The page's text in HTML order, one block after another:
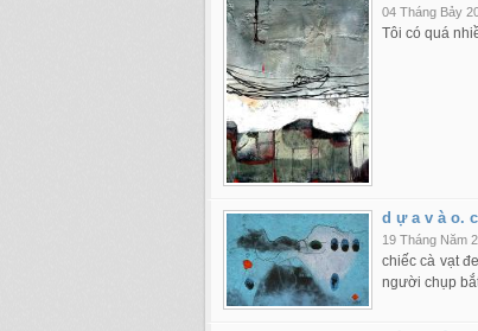
04 Tháng Bảy
Tôi có quá
d ự a v à o.
19 Tháng Năm
chiếc cà vạt
người chụp